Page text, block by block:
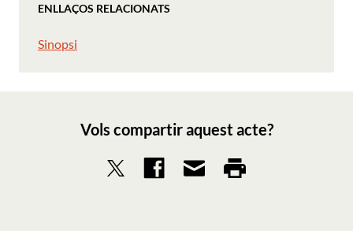
ENLLAÇOS RELACIONATS
Sinopsi
Vols compartir aquest acte?